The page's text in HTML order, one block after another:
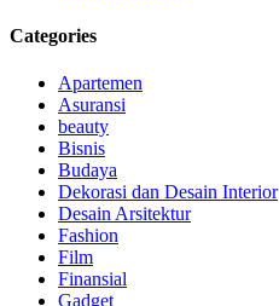
Categories
Apartemen
Asuransi
beauty
Bisnis
Budaya
Dekorasi dan Desain Interior
Desain Arsitektur
Fashion
Film
Finansial
Gadget